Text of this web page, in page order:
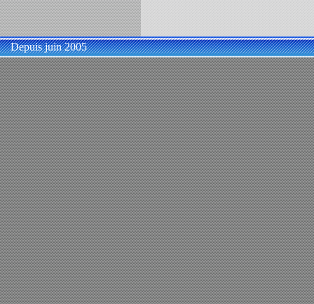
Depuis juin 2005